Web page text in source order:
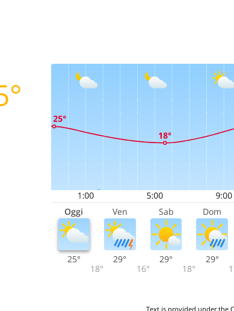
Oggi Ven Sab Dom
25°
18°
29°
16°
29°
18°
29°
Text is provided under the